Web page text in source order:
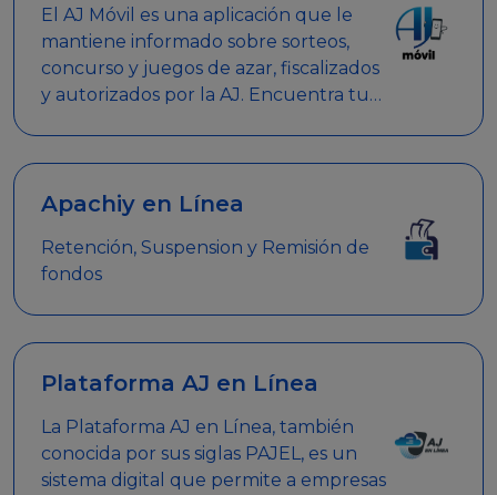
El AJ Móvil es una aplicación que le
mantiene informado sobre sorteos,
concurso y juegos de azar, fiscalizados
y autorizados por la AJ. Encuentra tus
clave.
Apachiy en Línea
Retención, Suspension y Remisión de
fondos
Plataforma AJ en Línea
La Plataforma AJ en Línea, también
conocida por sus siglas PAJEL, es un
sistema digital que permite a empresas